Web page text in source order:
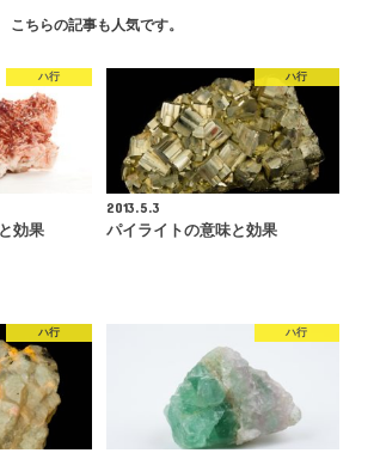
こちらの記事も人気です。
ハ行
効果
ハ行
2013.5.3
パイライトの意味と効果
ハ行 ハ行